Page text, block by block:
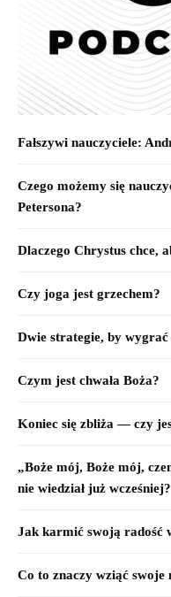
Fałszywi nauczyciele:
Czego możemy się
Petersona?
Dlaczego Chrystus chce,
Czy joga jest grzechem?
Dwie strategie, by wygrać
Czym jest chwała Boża?
Koniec się zbliża — czy
„Boże mój, Boże mój,
nie wiedział już wcześniej?
Jak karmić swoją radość
Co to znaczy wziąć swoje